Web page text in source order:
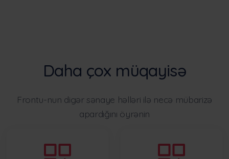
Daha çox müqayisə
Frontu-nun digər sənaye həlləri ilə necə mübarizə
apardığını öyrənin